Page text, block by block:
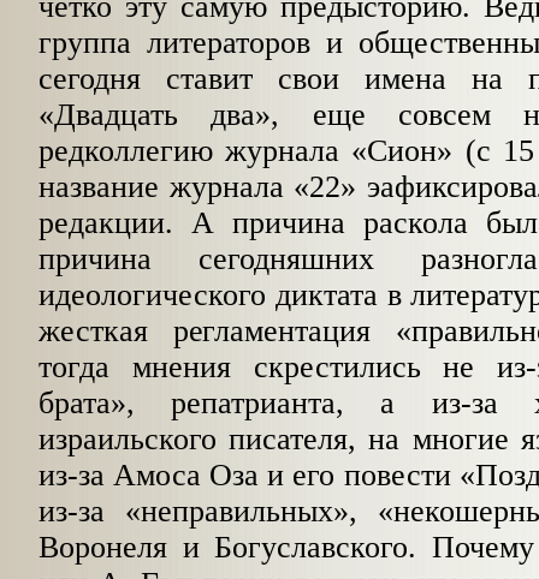
группа литераторов и
сегодня ставит свои имена на
«Двадцать два», еще совсем
редколлегию журна­ла «Сион» (с
название журнала «22»
редакции. А причина раскола
причина сегодняшних
идеологического диктата в
жесткая регламентация
тогда мнения скрести­лись не
брата», репатрианта, а из-за
израильского писателя, на многие
из-за Амоса Оза и его повести
из-за «неправильных»,
Воронеля и Богуславского.